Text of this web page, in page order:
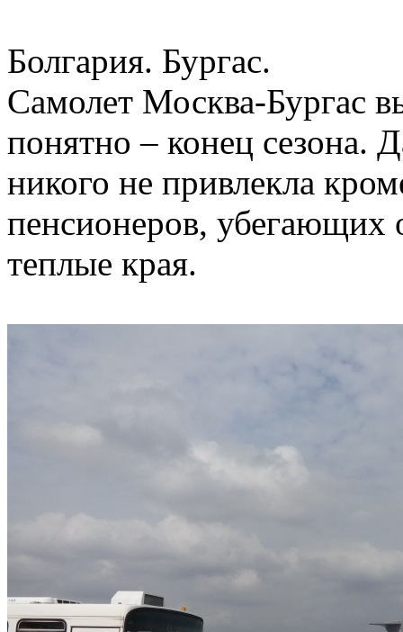
Болгария. Бургас.
Самолет Москва-Бургас
понятно – конец сезона.
никого не привлекла
пенсионеров, убегающих
теплые края.